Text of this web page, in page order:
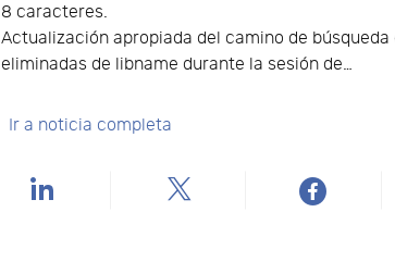
8 caracteres.
Actualización apropiada del camino de
eliminadas de libname durante la sesión de…
Ir a noticia completa